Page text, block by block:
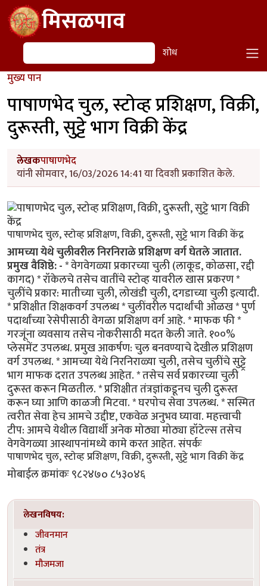
Skip to main contentमिसळपाव
शोध शोध
मुख्य पान
पाषाणभेद चुल, स्टोव्ह प्रशिक्षण, विक्री,
दुरूस्ती, सुट्टे भाग विक्री केंद्र
लेखकपाषाणभेद
यांनी सोमवार, 16/03/2026 14:41 या दिवशी प्रकाशित केले.
पाषाणभेद चुल, स्टोव्ह प्रशिक्षण, विक्री, दुरूस्ती, सुट्टे भाग विक्री केंद्र
आमच्या येथे चुलीवरील निरनिराळे प्रशिक्षण वर्ग घेतले जातात.
प्रमुख वैशिष्ठे: -* वेगवेगळ्या प्रकारच्या चुली (लाकूड, कोळसा, रद्दी
कागद) * रॉकेलचे तसेच वातींचे स्टोव्ह यावरील खास प्रकरण *
चुलींचे प्रकार: मातीच्या चुली, लोखंडी चुली, दगडाच्या चुली इत्यादी.
* प्रशिक्षीत शिक्षकवर्ग उपलब्ध * चुलींवरील पदार्थांची ओळख * पुर्ण
पदार्थांच्या रेसेपीसाठी वेगळा प्रशिक्षण वर्ग आहे. * माफक फी *
गरजूंना व्यवसाय तसेच नोकरीसाठी मदत केली जाते. १००%
प्लेसमेंट उपलब्ध. प्रमुख आकर्षण: चुल बनवण्याचे देखील प्रशिक्षण
वर्ग उपलब्ध. * आमच्या येथे निरनिराळ्या चुली, तसेच चुलींचे सुट्ट्रे
भाग माफक दरात उपलब्ध आहेत. * तसेच सर्व प्रकारच्या चुली
दुरूस्त करून मिळतील. * प्रशिक्षीत तंत्रज्ञांकडूनच चुली दुरूस्त
करून घ्या आणि काळजी मिटवा. * घरपोच सेवा उपलब्ध. * सस्मित
त्वरीत सेवा हेच आमचे उद्दीष्ट, एकवेळ अनुभव घ्यावा. महत्त्वाची
टीप: आमचे येथील विद्यार्थी अनेक मोठ्या मोठ्या हॉटेल्स तसेच
वेगवेगळ्या आस्थापनांमध्ये कामे करत आहेत. संपर्कः
पाषाणभेद चुल, स्टोव्ह प्रशिक्षण, विक्री, दुरूस्ती, सुट्टे भाग विक्री केंद्र
मोबाईल क्रमांकः ९८२४७o ८५३o४६
लेखनविषय:
जीवनमान
तंत्र
मौजमजा